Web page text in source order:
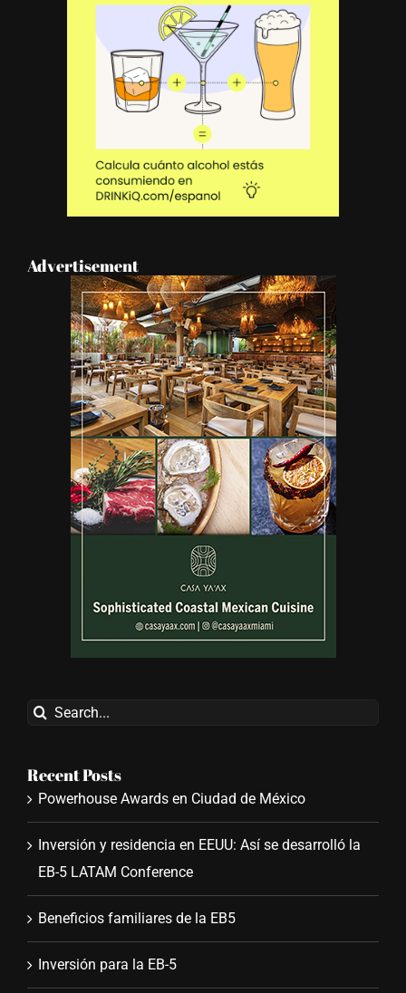
Advertisement
Search
Recent Posts
Powerhouse Awards en Ciudad de México
Inversión y residencia en EEUU: Así se desarrolló la
EB-5 LATAM Conference
Beneficios familiares de la EB5
Inversión para la EB-5